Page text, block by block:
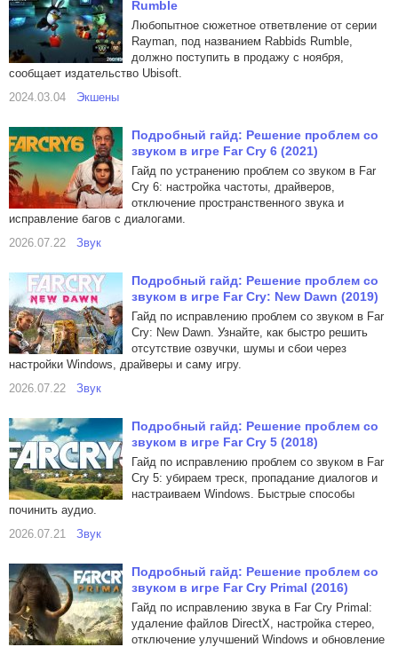
Rumble
Любопытное сюжетное ответвление от серии
Rayman, под названием Rabbids Rumble,
должно поступить в продажу с ноября,
сообщает издательство Ubisoft.
2024.03.04
Экшены
Подробный гайд: Решение проблем со
звуком в игре Far Cry 6 (2021)
Гайд по устранению проблем со звуком в Far
Cry 6: настройка частоты, драйверов,
отключение пространственного звука и
исправление багов с диалогами.
2026.07.22
Звук
Подробный гайд: Решение проблем со
звуком в игре Far Cry: New Dawn (2019)
Гайд по исправлению проблем со звуком в Far
Cry: New Dawn. Узнайте, как быстро решить
отсутствие озвучки, шумы и сбои через
настройки Windows, драйверы и саму игру.
2026.07.22
Звук
Подробный гайд: Решение проблем со
звуком в игре Far Cry 5 (2018)
Гайд по исправлению проблем со звуком в Far
Cry 5: убираем треск, пропадание диалогов и
настраиваем Windows. Быстрые способы
починить аудио.
2026.07.21
Звук
Подробный гайд: Решение проблем со
звуком в игре Far Cry Primal (2016)
Гайд по исправлению звука в Far Cry Primal:
удаление файлов DirectX, настройка стерео,
отключение улучшений Windows и обновление